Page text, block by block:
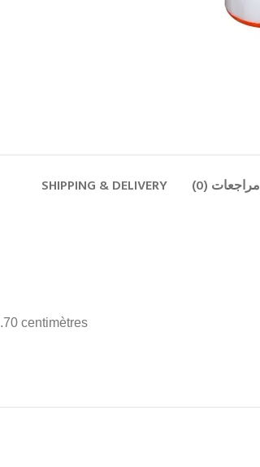
مراجعات (0) SHIPPING & DELIVERY
centimètres